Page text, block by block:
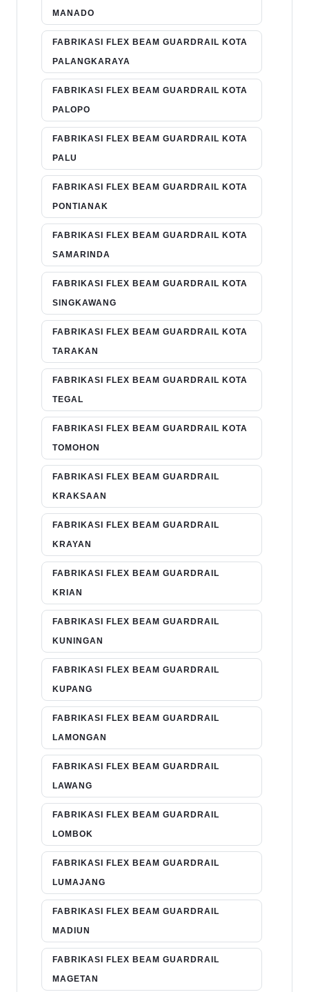
MANADO
FABRIKASI FLEX BEAM GUARDRAIL KOTA
PALANGKARAYA
FABRIKASI FLEX BEAM GUARDRAIL KOTA
PALOPO
FABRIKASI FLEX BEAM GUARDRAIL KOTA
PALU
FABRIKASI FLEX BEAM GUARDRAIL KOTA
PONTIANAK
FABRIKASI FLEX BEAM GUARDRAIL KOTA
SAMARINDA
FABRIKASI FLEX BEAM GUARDRAIL KOTA
SINGKAWANG
FABRIKASI FLEX BEAM GUARDRAIL KOTA
TARAKAN
FABRIKASI FLEX BEAM GUARDRAIL KOTA
TEGAL
FABRIKASI FLEX BEAM GUARDRAIL KOTA
TOMOHON
FABRIKASI FLEX BEAM GUARDRAIL
KRAKSAAN
FABRIKASI FLEX BEAM GUARDRAIL
KRAYAN
FABRIKASI FLEX BEAM GUARDRAIL
KRIAN
FABRIKASI FLEX BEAM GUARDRAIL
KUNINGAN
FABRIKASI FLEX BEAM GUARDRAIL
KUPANG
FABRIKASI FLEX BEAM GUARDRAIL
LAMONGAN
FABRIKASI FLEX BEAM GUARDRAIL
LAWANG
FABRIKASI FLEX BEAM GUARDRAIL
LOMBOK
FABRIKASI FLEX BEAM GUARDRAIL
LUMAJANG
FABRIKASI FLEX BEAM GUARDRAIL
MADIUN
FABRIKASI FLEX BEAM GUARDRAIL
MAGETAN